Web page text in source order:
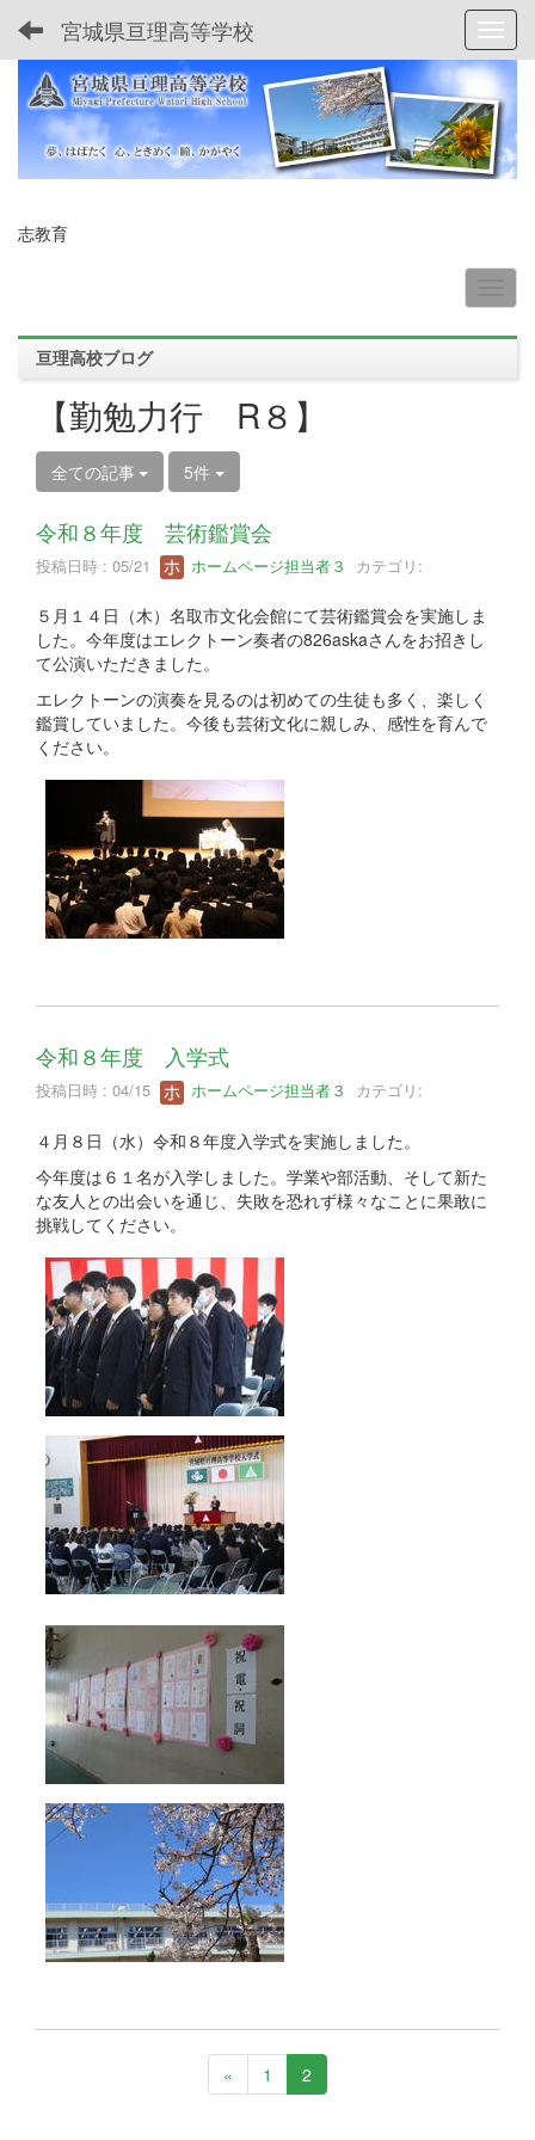
宮城県亘理高等学校
志教育
亘理高校ブログ
【勤勉力行 R８】
全ての記事 5件
令和８年度 芸術鑑賞会
投稿日時 : 05/21 ホームページ担当者３ カテゴリ:
５月１４日（木）名取市文化会館にて芸術鑑賞会を実施しま
した。今年度はエレクトーン奏者の826askaさんをお招きし
て公演いただきました。
エレクトーンの演奏を見るのは初めての生徒も多く、楽しく
鑑賞していました。今後も芸術文化に親しみ、感性を育んで
ください。
令和８年度 入学式
投稿日時 : 04/15 ホームページ担当者３ カテゴリ:
４月８日（水）令和８年度入学式を実施しました。
今年度は６１名が入学しました。学業や部活動、そして新た
な友人との出会いを通じ、失敗を恐れず様々なことに果敢に
挑戦してください。
« 1 2